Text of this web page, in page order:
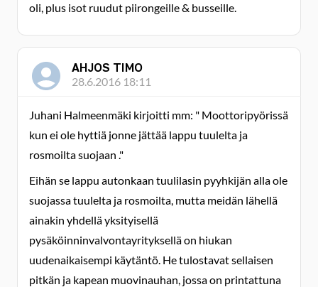
oli, plus isot ruudut piirongeille & busseille.
AHJOS TIMO
28.6.2016 18:11
Juhani Halmeenmäki kirjoitti mm: " Moottoripyörissä
kun ei ole hyttiä jonne jättää lappu tuulelta ja
rosmoilta suojaan ."
Eihän se lappu autonkaan tuulilasin pyyhkijän alla ole
suojassa tuulelta ja rosmoilta, mutta meidän lähellä
ainakin yhdellä yksityisellä
pysäköinninvalvontayrityksellä on hiukan
uudenaikaisempi käytäntö. He tulostavat sellaisen
pitkän ja kapean muovinauhan, jossa on printattuna